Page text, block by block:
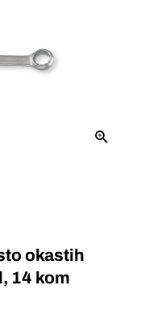
okastih
14 kom